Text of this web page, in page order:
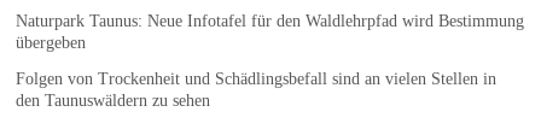
Naturpark Taunus: Neue Infotafel für den Waldlehrpfad wird Bestimmung
übergeben
Folgen von Trockenheit und Schädlingsbefall sind an vielen Stellen in
den Taunuswäldern zu sehen